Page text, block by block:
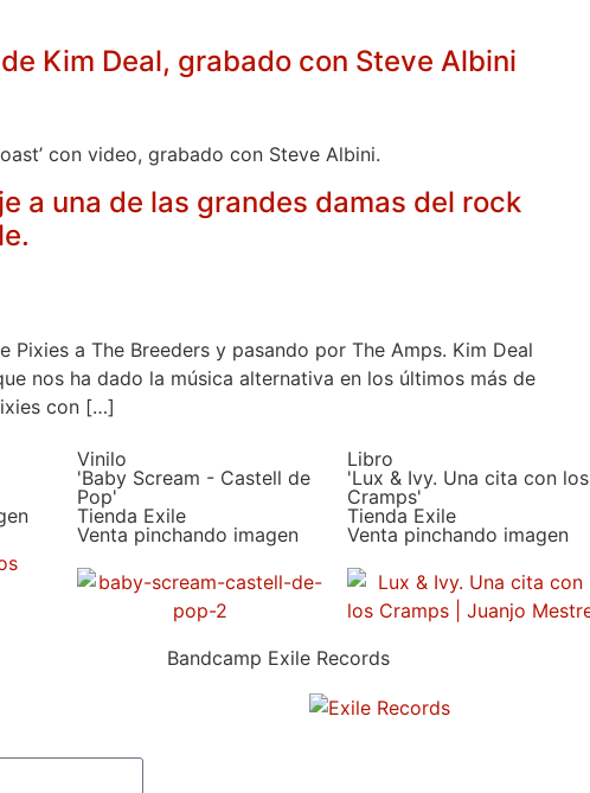
Kim Deal, grabado con Steve Albini
con video, grabado con Steve Albini.
a una de las grandes damas del rock
a The Breeders y pasando por The Amps. Kim Deal
nos ha dado la música alternativa en los últimos más de
con […]
Vinilo
'Baby Scream - Castell de
Pop'
Tienda Exile
Venta pinchando imagen
Libro
'Lux & Ivy. Una cita con los
Cramps'
Tienda Exile
Venta pinchando imagen
Bandcamp Exile Records